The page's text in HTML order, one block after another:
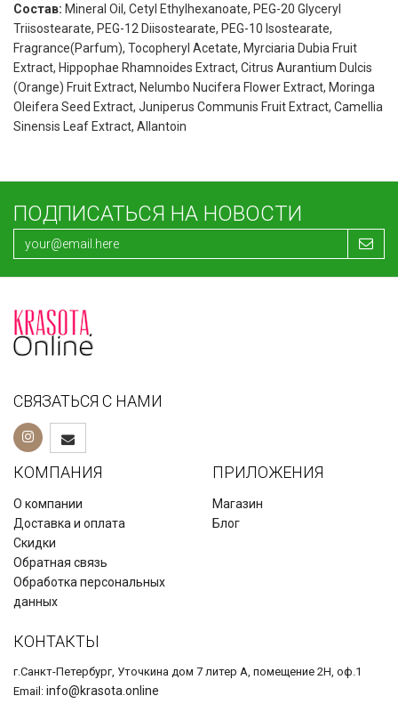
Состав: Mineral Oil, Cetyl Ethylhexanoate, PEG-20 Glyceryl
Triisostearate, PEG-12 Diisostearate, PEG-10 Isostearate,
Fragrance(Parfum), Tocopheryl Acetate, Myrciaria Dubia Fruit
Extract, Hippophae Rhamnoides Extract, Citrus Aurantium Dulcis
(Orange) Fruit Extract, Nelumbo Nucifera Flower Extract, Moringa
Oleifera Seed Extract, Juniperus Communis Fruit Extract, Camellia
Sinensis Leaf Extract, Allantoin
ПОДПИСАТЬСЯ НА НОВОСТИ
СВЯЗАТЬСЯ С НАМИ
КОМПАНИЯ
О компании
Доставка и оплата
Скидки
Обратная связь
Обработка персональных
данных
ПРИЛОЖЕНИЯ
Магазин
Блог
КОНТАКТЫ
г.Санкт-Петербург, Уточкина дом 7 литер А, помещение 2Н, оф.1
Email: info@krasota.online